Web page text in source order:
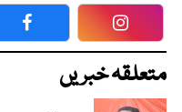
Facebook
متعلقہ خبریں